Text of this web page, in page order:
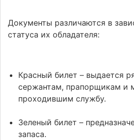
Документы различаются в
статуса их обладателя:
Красный билет – выдается
сержантам, прапорщикам и
проходившим службу.
Зеленый билет –
запаса.